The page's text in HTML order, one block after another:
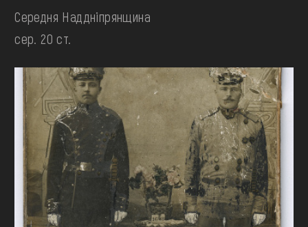
Середня Наддніпрянщина
сер. 20 ст.